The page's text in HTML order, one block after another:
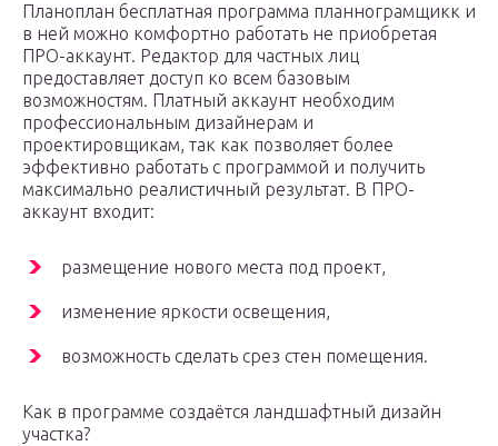
Планоплан бесплатная программа планнограмщикк и
в ней можно комфортно работать не приобретая
ПРО-аккаунт. Редактор для частных лиц
предоставляет доступ ко всем базовым
возможностям. Платный аккаунт необходим
профессиональным дизайнерам и
проектировщикам, так как позволяет более
эффективно работать с программой и получить
максимально реалистичный результат. В ПРО-
аккаунт входит:
размещение нового места под проект,
изменение яркости освещения,
возможность сделать срез стен помещения.
Как в программе создаётся ландшафтный дизайн
участка?